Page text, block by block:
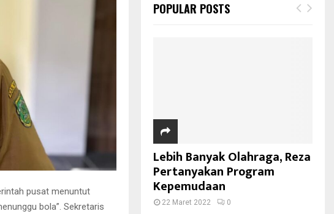
pusat menuntut
bola”. Sekretaris
POPULAR POSTS
Lebih Banyak Olahraga, Reza
Pertanyakan Program
Kepemudaan
22 Maret 2022 0